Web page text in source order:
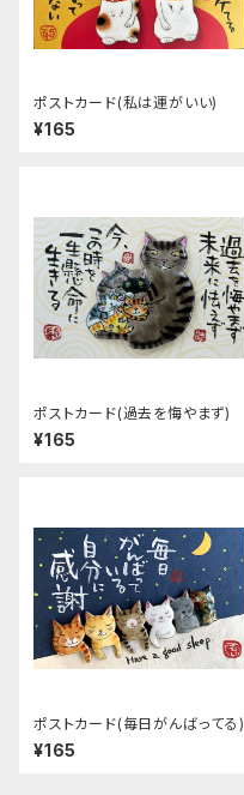
ポストカード(私は運がいい)
¥165
ポストカード(過去を悔やまず)
¥165
ポストカード(毎日がんばってる)
¥165